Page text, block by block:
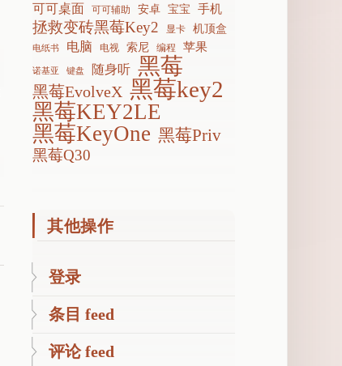
可可桌面 可可辅助 安卓 宝宝 手机
拯救变砖黑莓Key2 显卡 机顶盒
电纸书 电脑 电视 索尼 编程 苹果
诺基亚 键盘 随身听 黑莓
黑莓EvolveX 黑莓key2
黑莓KEY2LE
黑莓KeyOne 黑莓Priv
黑莓Q30
其他操作
登录
条目 feed
评论 feed